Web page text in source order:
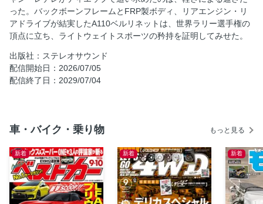
る。
A110はどのように進化したのか。
A110 1800 Gr.4（1800VA） WRC初代王者の血統を受け継
ぐ、最後のワークスマシン。
ハンガーエイトに集う、アルピーヌオーナーたち。
A106 Mille Miles 柔和に見えて実は好戦的、初志を映した
紐解く。
A110。
A110 S 日常から限界まで楽しめる懐の深さ、誰もが操る歓
びに浸れる絶品ミドシップ。
A110 Chronicle
った。バックボーンフレームとFRP製ボディ、リアエンジン・リ
アドライブが結実したA110ベルリネットは、世界ラリー選手権の
頂点に立ち、ライトウェイトスポーツの矜持を証明してみせた。
出版社：ステレオサウンド
配信開始日：2026/07/05
配信終了日：2029/07/04
車・バイク・乗り物 もっと見る
新着 新着 新着